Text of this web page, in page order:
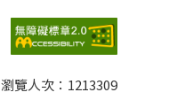
瀏覽人次： 1213309